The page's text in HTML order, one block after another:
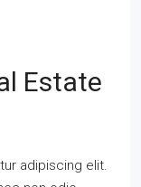
Estate
adipiscing elit.